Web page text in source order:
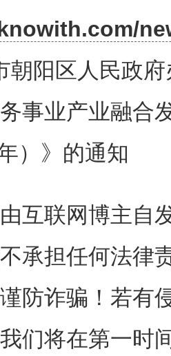
朝阳区人民政
事业产业融合
）》的通知
互联网博主自
承担任何法律
防诈骗！若有
们将在第一时